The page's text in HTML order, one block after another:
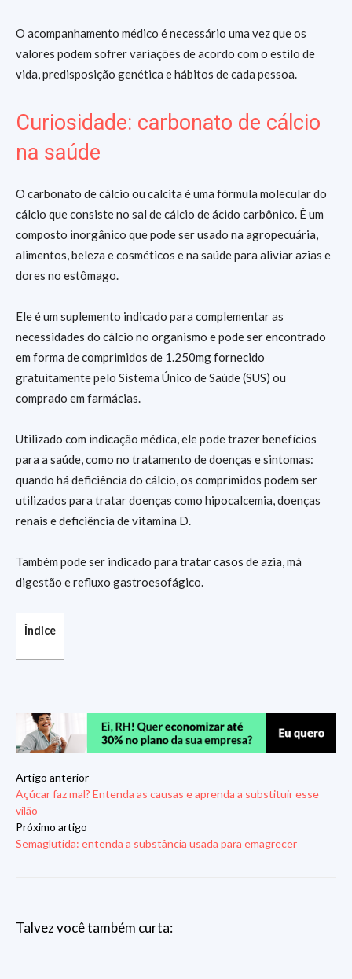
O acompanhamento médico é necessário uma vez que os
valores podem sofrer variações de acordo com o estilo de
vida, predisposição genética e hábitos de cada pessoa.
Curiosidade: carbonato de cálcio
na saúde
O carbonato de cálcio ou calcita é uma fórmula molecular do
cálcio que consiste no sal de cálcio de ácido carbônico. É um
composto inorgânico que pode ser usado na agropecuária,
alimentos, beleza e cosméticos e na saúde para aliviar azias e
dores no estômago.
Ele é um suplemento indicado para complementar as
necessidades do cálcio no organismo e pode ser encontrado
em forma de comprimidos de 1.250mg fornecido
gratuitamente pelo Sistema Único de Saúde (SUS) ou
comprado em farmácias.
Utilizado com indicação médica, ele pode trazer benefícios
para a saúde, como no tratamento de doenças e sintomas:
quando há deficiência do cálcio, os comprimidos podem ser
utilizados para tratar doenças como hipocalcemia, doenças
renais e deficiência de vitamina D.
Também pode ser indicado para tratar casos de azia, má
digestão e refluxo gastroesofágico.
Índice
Artigo anterior
Açúcar faz mal? Entenda as causas e aprenda a substituir esse
vilão
Próximo artigo
Semaglutida: entenda a substância usada para emagrecer
Talvez você também curta: